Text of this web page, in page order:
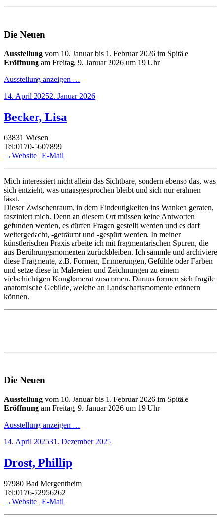
Die Neuen
Ausstellung vom 10. Januar bis 1. Februar 2026 im Spitäle
Eröffnung am Freitag, 9. Januar 2026 um 19 Uhr
Ausstellung anzeigen …
Veröffentlicht
14. April 20252. Januar 2026
Becker, Lisa
63831 Wiesen
Tel:0170-5607899
→Website | E-Mail
Mich interessiert nicht allein das Sichtbare, sondern ebenso das, was
sich entzieht, was unausgesprochen bleibt und sich nur erahnen
lässt.
Dieser Zwischenraum, in dem Eindeutigkeiten ins Wanken geraten,
fasziniert mich. Denn an diesem Ort müssen keine Antworten
gefunden werden, es dürfen Fragen gestellt werden und es darf
weitergedacht, -geträumt und -gespürt werden. In meiner
künstlerischen Praxis arbeite ich mit fragmentarischen Spuren, die
aus Berührungsmomenten zurückbleiben. Ich sammle und archiviere
diese Fragmente, z.B. Formen, Erinnerungen, Gefühle oder Farben
und setze diese in Malereien und Zeichnungen zu einem
vielschichtigen Konglomerat zusammen. Daraus formen sich fragile
anatomische Gebilde, welche an Landschaftsmomente erinnern
können.
Die Neuen
Ausstellung vom 10. Januar bis 1. Februar 2026 im Spitäle
Eröffnung am Freitag, 9. Januar 2026 um 19 Uhr
Ausstellung anzeigen …
Veröffentlicht
14. April 202531. Dezember 2025
Drost, Phillip
97980 Bad Mergentheim
Tel:0176-72956262
→Website | E-Mail